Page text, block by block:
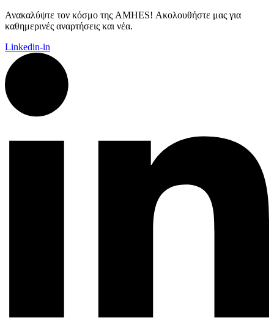
Ανακαλύψτε τον κόσμο της AMHES! Ακολουθήστε μας για
καθημερινές αναρτήσεις και νέα.
Linkedin-in